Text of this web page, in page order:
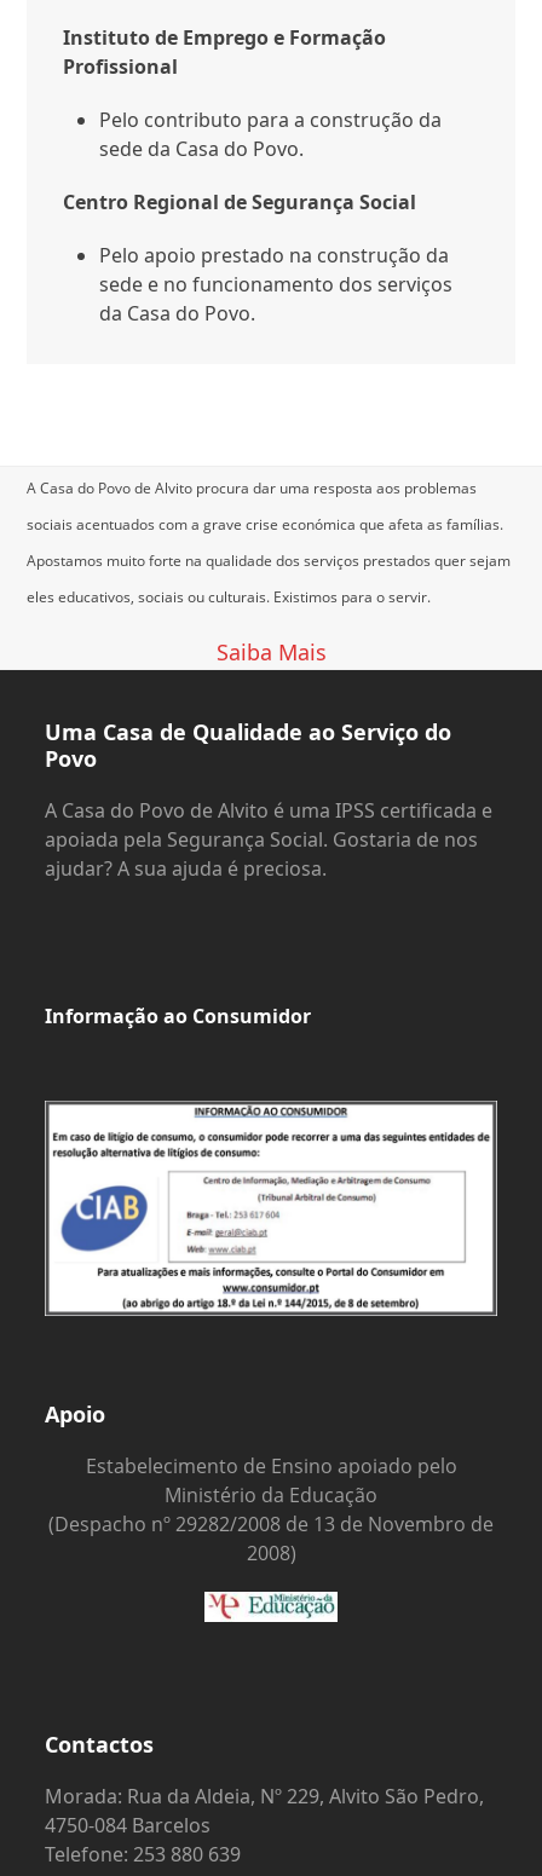
Instituto de Emprego e Formação
Profissional
Pelo contributo para a construção da
sede da Casa do Povo.
Centro Regional de Segurança Social
Pelo apoio prestado na construção da
sede e no funcionamento dos serviços
da Casa do Povo.
A Casa do Povo de Alvito procura dar uma resposta aos problemas
sociais acentuados com a grave crise económica que afeta as famílias.
Apostamos muito forte na qualidade dos serviços prestados quer sejam
eles educativos, sociais ou culturais. Existimos para o servir.
Saiba Mais
Uma Casa de Qualidade ao Serviço do
Povo
A Casa do Povo de Alvito é uma IPSS certificada e
apoiada pela Segurança Social. Gostaria de nos
ajudar? A sua ajuda é preciosa.
Informação ao Consumidor
Apoio
Estabelecimento de Ensino apoiado pelo
Ministério da Educação
(Despacho nº 29282/2008 de 13 de Novembro de
2008)
Contactos
Morada: Rua da Aldeia, Nº 229, Alvito São Pedro,
4750-084 Barcelos
Telefone: 253 880 639